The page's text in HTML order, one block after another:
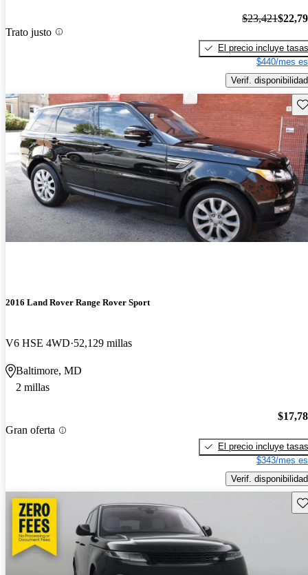
Trato justo
$23,421
El precio incluye tasas
$440/mes
Verif. disponibilidad
2016 Land Rover Range Rover Sport
V6 HSE 4WD 52,129 millas
Baltimore, MD
2 millas
Gran oferta
El precio incluye tasas
$343/mes
Verif. disponibilidad